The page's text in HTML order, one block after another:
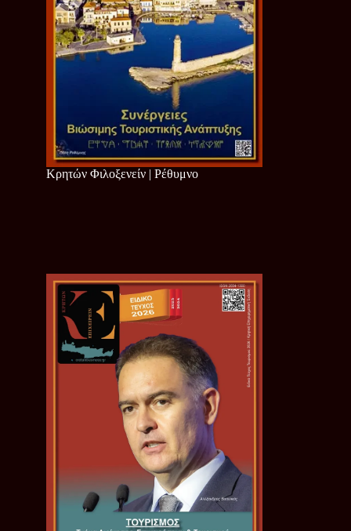
Κρητών Φιλοξενείν | Ρέθυμνο